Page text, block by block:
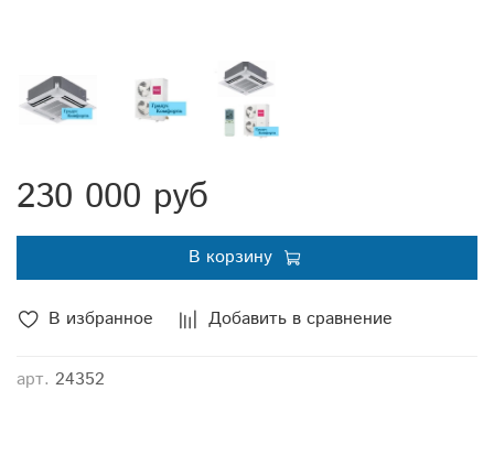
В избранное Добавить в сравнение
арт. 24352
230 000 руб
В корзину